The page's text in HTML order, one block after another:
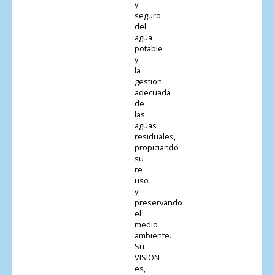
y
seguro
del
agua
potable
y
la
gestion
adecuada
de
las
aguas
residuales,
propiciando
su
re
uso
y
preservando
el
medio
ambiente.
Su
VISION
es,